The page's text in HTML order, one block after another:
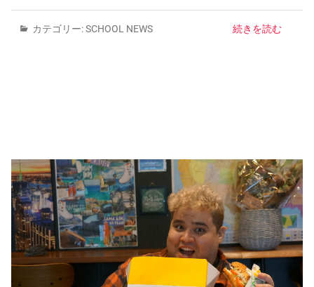
カテゴリー:SCHOOL NEWS 続きを読む